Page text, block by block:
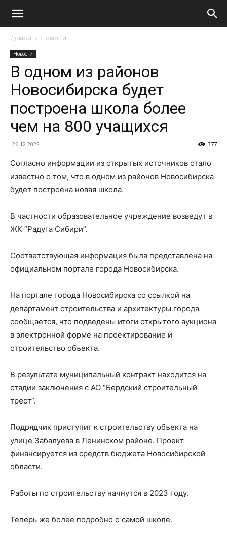
Домой Новости
Новости
В одном из районов
Новосибирска будет
построена школа более
чем на 800 учащихся
26.12.2022 377
Согласно информации из открытых источников стало
известно о том, что в одном из районов Новосибирска
будет построена новая школа.
В частности образовательное учреждение возведут в
ЖК “Радуга Сибири”.
Соответствующая информация была представлена на
официальном портале города Новосибирска.
На портале города Новосибирска со ссылкой на
департамент строительства и архитектуры города
сообщается, что подведены итоги открытого аукциона
в электронной форме на проектирование и
строительство объекта.
В результате муниципальный контракт находится на
стадии заключения с АО “Бердский строительный
трест”.
Подрядчик приступит к строительству объекта на
улице Забалуева в Ленинском районе. Проект
финансируется из средств бюджета Новосибирской
области.
Работы по строительству начнутся в 2023 году.
Теперь же более подробно о самой школе.